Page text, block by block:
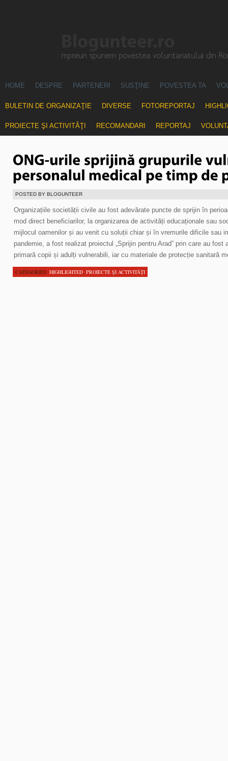
HOME DESPRE PARTENERI SUSŢINE POVESTEA TA
BULETIN DE ORGANIZAŢIE DIVERSE FOTOREPORTAJ
PROIECTE ŞI ACTIVITĂŢI RECOMANDARI REPORTAJ
POSTED BY BLOGUNTEER
Organizațiile societății civile au fost adevărate puncte de sprijin în
mod direct beneficiarilor, la organizarea de activități educaționale sau
mijlocul oamenilor și au venit cu soluții chiar și în vremurile dificile sau
pandemie, a fost realizat proiectul „Sprijin pentru Arad” prin care au
primară copii și adulți vulnerabili, iar cu materiale de protecție sanitară
CATEGORIES: HIGHLIGHTED, PROIECTE ŞI ACTIVITĂŢI